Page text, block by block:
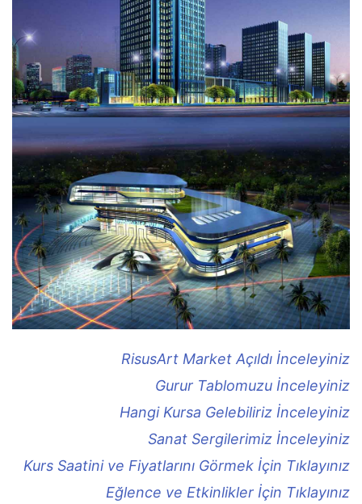
RisusArt Market Açıldı İnceleyiniz
Gurur Tablomuzu İnceleyiniz
Hangi Kursa Gelebiliriz İnceleyiniz
Sanat Sergilerimiz İnceleyiniz
Kurs Saatini ve Fiyatlarını Görmek İçin Tıklayınız
Eğlence ve Etkinlikler İçin Tıklayınız